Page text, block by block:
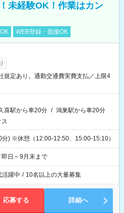
未経験OK！作業はカン
WEB登録・面接OK
規定あり。通勤交通費実費支払／上限4
喜駅から車20分 / 鴻巣駅から車20分
ス
) ※休憩（12:00-12:50、15:00-15:10）
日～9月末まで
活躍中 / 10名以上の大量募集
応募する 詳細へ